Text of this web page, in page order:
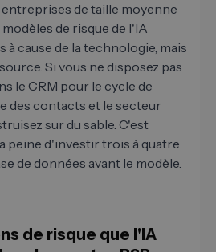
de taille moyenne
de risque de l'IA
cause de la technologie, mais
Si vous ne disposez pas
le CRM pour le cycle de
des contacts et le secteur
sur du sable. C'est
peine d'investir trois à quatre
de données avant le modèle.
de risque que l'IA